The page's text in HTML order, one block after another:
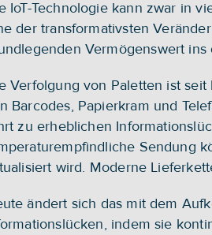
IoT-Technologie kann zwar in
der transformativsten
Vermögenswert
Verfolgung von Paletten ist
Barcodes, Papierkram und
zu erheblichen
Sendung
wird. Moderne
ändert sich das mit dem
indem sie